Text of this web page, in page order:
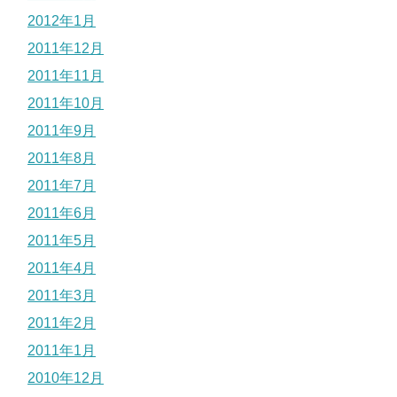
2012年1月
2011年12月
2011年11月
2011年10月
2011年9月
2011年8月
2011年7月
2011年6月
2011年5月
2011年4月
2011年3月
2011年2月
2011年1月
2010年12月